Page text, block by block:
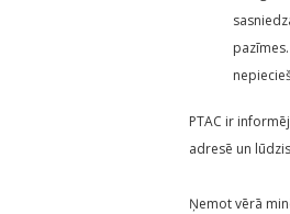
PTAC ir
adresē un
Ņemot vērā